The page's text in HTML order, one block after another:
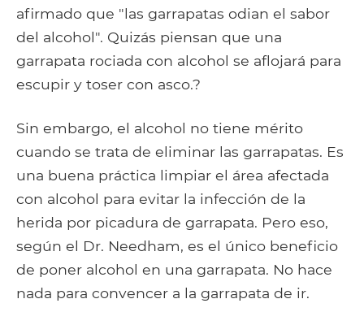
afirmado que "las garrapatas odian el sabor
del alcohol". Quizás piensan que una
garrapata rociada con alcohol se aflojará para
escupir y toser con asco.?
Sin embargo, el alcohol no tiene mérito
cuando se trata de eliminar las garrapatas. Es
una buena práctica limpiar el área afectada
con alcohol para evitar la infección de la
herida por picadura de garrapata. Pero eso,
según el Dr. Needham, es el único beneficio
de poner alcohol en una garrapata. No hace
nada para convencer a la garrapata de ir.